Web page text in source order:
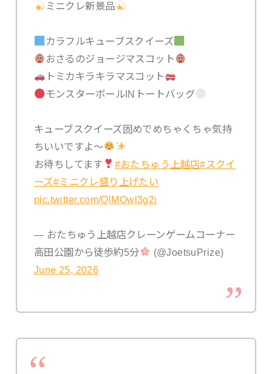
ミニクレ新景品
カラフルキューブスクイーズ
おさるのジョージマスコット
トミカキラキラマスコット
モンスターボールINトートバッグ
キューブスクイーズ固めでめちゃくちゃ気持
ちいいですよ〜
お待ちしてます
#おたちゅう上越店#スクイ
ーズ#ミニクレ盛り上げたい
pic.twitter.com/QlMOwl3g2i
— おたちゅう上越店クレーンゲームコーナー
高田公園から徒歩約5分
(@JoetsuPrize)
June 25, 2026